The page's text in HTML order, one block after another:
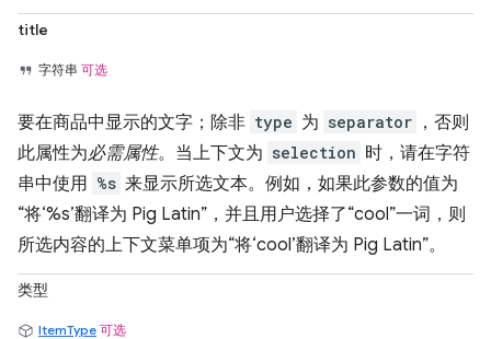
title
字符串 可选
要在商品中显示的文字；除非 type 为 separator ，否则
此属性为必需属性。当上下文为 selection 时，请在字符
串中使用 %s 来显示所选文本。例如，如果此参数的值为
“将‘%s’翻译为 Pig Latin”，并且用户选择了“cool”一词，则
所选内容的上下文菜单项为“将‘cool’翻译为 Pig Latin”。
类型
ItemType 可选